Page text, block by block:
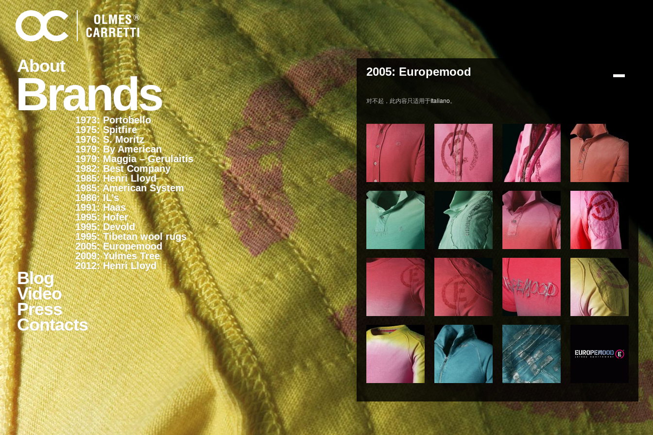
About
Brands
1973: Portobello
1975: Spitfire
1976: S. Moritz
1979: By American
1979: Maggia – Gerulaitis
1982: Best Company
1985: Henri Lloyd
1985: American System
1986: IL’s
1991: Haas
1995: Hofer
1995: Devold
1995: Tibetan wool rugs
2005: Europemood
2009: Yulmes Tree
2012: Henri Lloyd
Blog
Video
Press
Contacts
2005: Europemood
对不起，此内容只适用于Italiano。